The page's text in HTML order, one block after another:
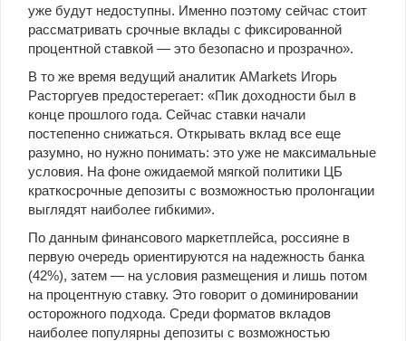
уже будут недоступны. Именно поэтому сейчас стоит
рассматривать срочные вклады с фиксированной
процентной ставкой — это безопасно и прозрачно».
В то же время ведущий аналитик AMarkets Игорь
Расторгуев предостерегает: «Пик доходности был в
конце прошлого года. Сейчас ставки начали
постепенно снижаться. Открывать вклад все еще
разумно, но нужно понимать: это уже не максимальные
условия. На фоне ожидаемой мягкой политики ЦБ
краткосрочные депозиты с возможностью пролонгации
выглядят наиболее гибкими».
По данным финансового маркетплейса, россияне в
первую очередь ориентируются на надежность банка
(42%), затем — на условия размещения и лишь потом
на процентную ставку. Это говорит о доминировании
осторожного подхода. Среди форматов вкладов
наиболее популярны депозиты с возможностью